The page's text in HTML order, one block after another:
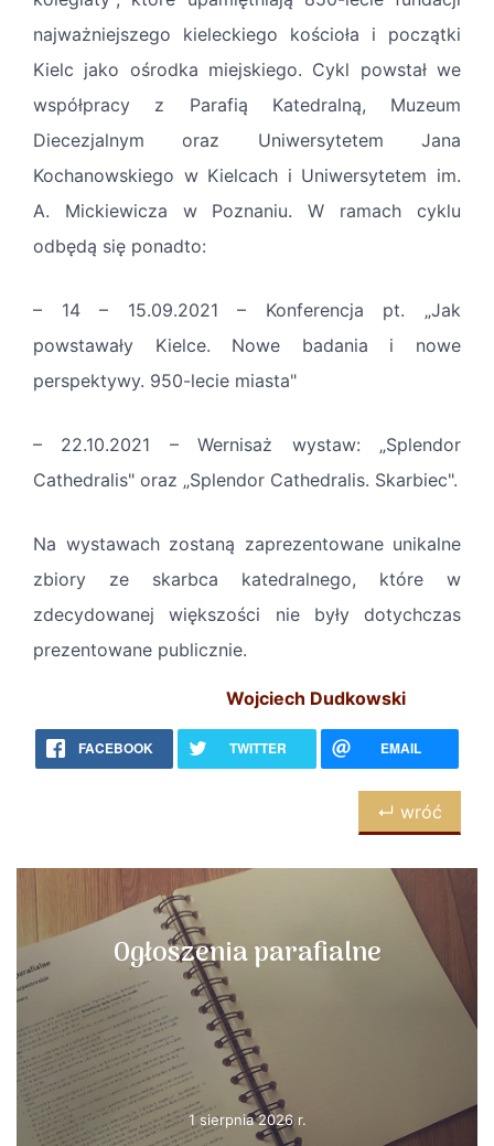
najważniejszego kieleckiego kościoła i początki
Kielc jako ośrodka miejskiego. Cykl powstał we
współpracy z Parafią Katedralną, Muzeum
Diecezjalnym oraz Uniwersytetem Jana
Kochanowskiego w Kielcach i Uniwersytetem im.
A. Mickiewicza w Poznaniu. W ramach cyklu
odbędą się ponadto:
– 14 – 15.09.2021 – Konferencja pt. „Jak
powstawały Kielce. Nowe badania i nowe
perspektywy. 950-lecie miasta"
– 22.10.2021 – Wernisaż wystaw: „Splendor
Cathedralis" oraz „Splendor Cathedralis. Skarbiec".
Na wystawach zostaną zaprezentowane unikalne
zbiory ze skarbca katedralnego, które w
zdecydowanej większości nie były dotychczas
prezentowane publicznie.
Wojciech Dudkowski
FACEBOOK TWITTER EMAIL
↵ wróć
Ogłoszenia parafialne
1 sierpnia 2026 r.